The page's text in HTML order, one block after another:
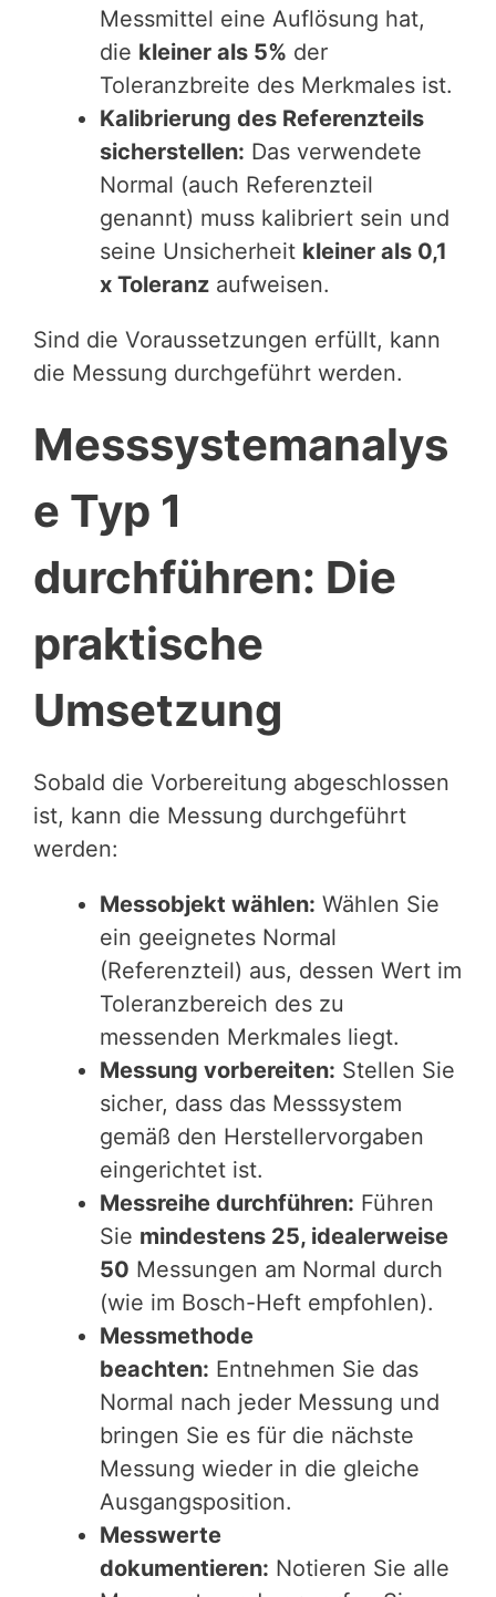
Messmittel eine Auflösung hat,
die kleiner als 5% der
Toleranzbreite des Merkmales ist.
Kalibrierung des Referenzteils
sicherstellen: Das verwendete
Normal (auch Referenzteil
genannt) muss kalibriert sein und
seine Unsicherheit kleiner als 0,1
x Toleranz aufweisen.
Sind die Voraussetzungen erfüllt, kann
die Messung durchgeführt werden.
Messsystemanalys
e Typ 1
durchführen: Die
praktische
Umsetzung
Sobald die Vorbereitung abgeschlossen
ist, kann die Messung durchgeführt
werden:
Messobjekt wählen: Wählen Sie
ein geeignetes Normal
(Referenzteil) aus, dessen Wert im
Toleranzbereich des zu
messenden Merkmales liegt.
Messung vorbereiten: Stellen Sie
sicher, dass das Messsystem
gemäß den Herstellervorgaben
eingerichtet ist.
Messreihe durchführen: Führen
Sie mindestens 25, idealerweise
50 Messungen am Normal durch
(wie im Bosch-Heft empfohlen).
Messmethode
beachten: Entnehmen Sie das
Normal nach jeder Messung und
bringen Sie es für die nächste
Messung wieder in die gleiche
Ausgangsposition.
Messwerte
dokumentieren: Notieren Sie alle